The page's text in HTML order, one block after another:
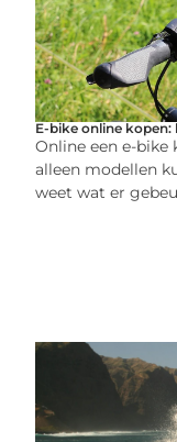
E-bike online kopen:
Online een e-
alleen modellen
weet wat er